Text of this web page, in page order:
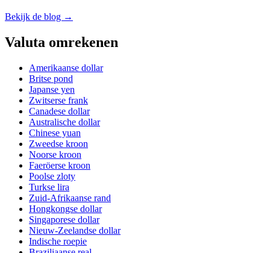
Bekijk de blog →
Valuta omrekenen
Amerikaanse dollar
Britse pond
Japanse yen
Zwitserse frank
Canadese dollar
Australische dollar
Chinese yuan
Zweedse kroon
Noorse kroon
Faeröerse kroon
Poolse zloty
Turkse lira
Zuid-Afrikaanse rand
Hongkongse dollar
Singaporese dollar
Nieuw-Zeelandse dollar
Indische roepie